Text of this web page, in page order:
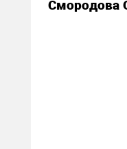
Смородова